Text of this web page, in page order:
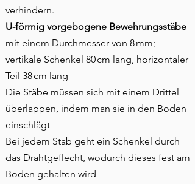
verhindern.
U-förmig vorgebogene Bewehrungsstäbe
mit einem Durchmesser von 8 mm;
vertikale Schenkel 80 cm lang, horizontaler
Teil 38 cm lang
Die Stäbe müssen sich mit einem Drittel
überlappen, indem man sie in den Boden
einschlägt
Bei jedem Stab geht ein Schenkel durch
das Drahtgeflecht, wodurch dieses fest am
Boden gehalten wird